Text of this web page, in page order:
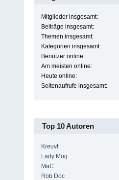
Mitglieder insgesamt:
Beiträge insgesamt:
Themen insgesamt:
Kategorien insgesamt:
Benutzer online:
Am meisten online:
Heute online:
Seitenaufrufe insgesamt:
Top 10 Autoren
Kreuvf
Lady Mog
MaC
Rob Doc